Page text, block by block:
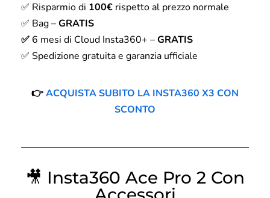
✅ Risparmio di 100€ rispetto al prezzo normale
✅ Bag –GRATIS
✅ 6 mesi di Cloud Insta360+ –GRATIS
✅ Spedizione gratuita e garanzia ufficiale
👉ACQUISTA SUBITO LA INSTA360 X3 CON
SCONTO
🎥 Insta360 Ace Pro 2 Con